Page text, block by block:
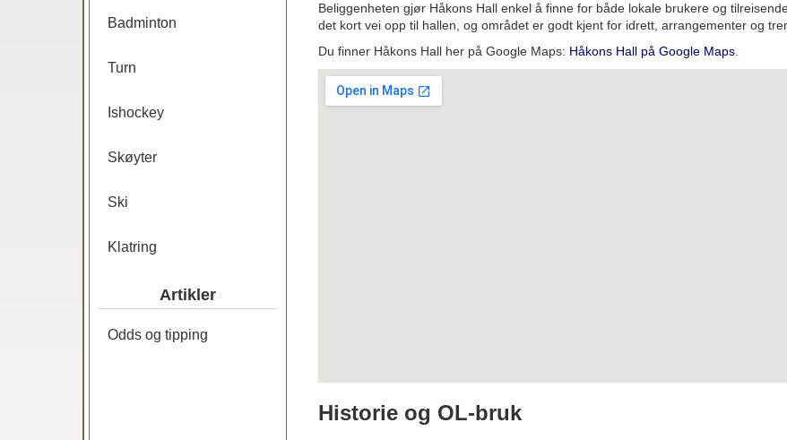
Badminton
Turn
Ishockey
Skøyter
Ski
Klatring
Artikler
Odds og tipping
Beliggenheten gjør Håkons Hall enkel å finne for både lokale brukere og
det kort vei opp til hallen, og området er godt kjent for idrett, arrangementer og
Du finner Håkons Hall her på Google Maps: Håkons Hall på Google Maps
Historie og OL-bruk